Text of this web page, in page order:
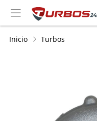
Inicio Turbos